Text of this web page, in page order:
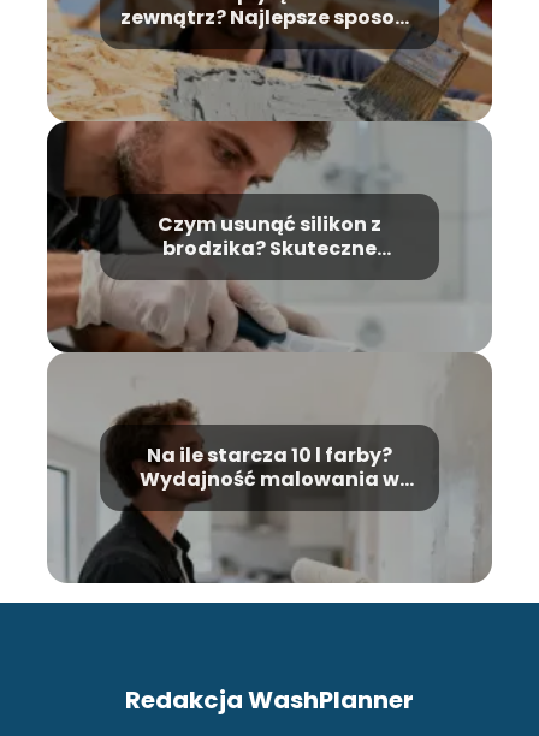
zewnątrz? Najlepsze sposoby
zabezpieczenia
Czym usunąć silikon z
brodzika? Skuteczne
sposoby i porady
Na ile starcza 10 l farby?
Wydajność malowania w
Redakcja WashPlanner